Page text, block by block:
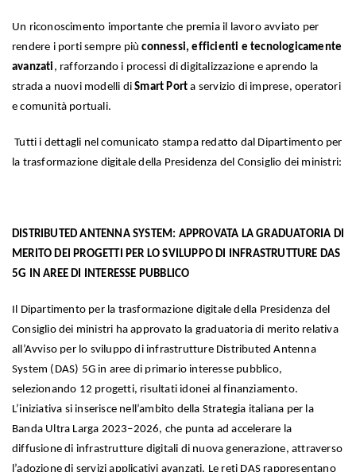
Un riconoscimento importante che premia il lavoro avviato per
rendere i porti sempre piùconnessi, efficienti e tecnologicamente
avanzati , rafforzando i processi di digitalizzazione e aprendo la
strada a nuovi modelli diSmart Port a servizio di imprese, operatori
e comunità portuali.
Tutti i dettagli nel comunicato stampa redatto dal Dipartimento per
la trasformazione digitale della Presidenza del Consiglio dei ministri:
DISTRIBUTED ANTENNA SYSTEM: APPROVATA LA GRADUATORIA DI
MERITO DEI PROGETTI PER LO SVILUPPO DI INFRASTRUTTURE DAS
5G IN AREE DI INTERESSE PUBBLICO
Il Dipartimento per la trasformazione digitale della Presidenza del
Consiglio dei ministri ha approvato la graduatoria di merito relativa
all’Avviso per lo sviluppo di infrastrutture Distributed Antenna
System (DAS) 5G in aree di primario interesse pubblico,
selezionando 12 progetti, risultati idonei al finanziamento.
L’iniziativa si inserisce nell’ambito della Strategia italiana per la
Banda Ultra Larga 2023–2026, che punta ad accelerare la
diffusione di infrastrutture digitali di nuova generazione, attraverso
l’adozione di servizi applicativi avanzati. Le reti DAS rappresentano